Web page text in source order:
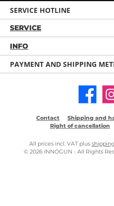
SERVICE HOTLINE
SERVICE
INFO
PAYMENT AND SHIPPING
Facebook
Contact Shipping and
Right of cancellation
All prices incl. VAT plus
© 2026 INNOGUN - All Rights